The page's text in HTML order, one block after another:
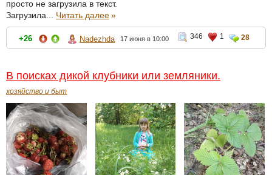
просто не загрузила в текст.
Загрузила... Читать далее»
+26 Nadezhda 17 июня в 10:00 346 1 28
В поисках дикой клубники или земляники.
хозяйство и быт